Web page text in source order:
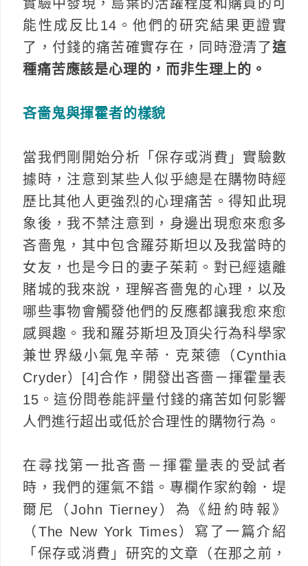
實驗中發現，島葉的活躍程度和購買的可
能性成反比14。他們的研究結果更證實
了，付錢的痛苦確實存在，同時澄清了這
種痛苦應該是心理的，而非生理上的。
吝嗇鬼與揮霍者的樣貌
當我們剛開始分析「保存或消費」實驗數
據時，注意到某些人似乎總是在購物時經
歷比其他人更強烈的心理痛苦。得知此現
象後，我不禁注意到，身邊出現愈來愈多
吝嗇鬼，其中包含羅芬斯坦以及我當時的
女友，也是今日的妻子茱莉。對已經遠離
賭城的我來說，理解吝嗇鬼的心理，以及
哪些事物會觸發他們的反應都讓我愈來愈
感興趣。我和羅芬斯坦及頂尖行為科學家
兼世界級小氣鬼辛蒂．克萊德（Cynthia
Cryder）[4]合作，開發出吝嗇－揮霍量表
15。這份問卷能評量付錢的痛苦如何影響
人們進行超出或低於合理性的購物行為。
在尋找第一批吝嗇－揮霍量表的受試者
時，我們的運氣不錯。專欄作家約翰．堤
爾尼（John Tierney）為《紐約時報》
（The New York Times）寫了一篇介紹
「保存或消費」研究的文章（在那之前，